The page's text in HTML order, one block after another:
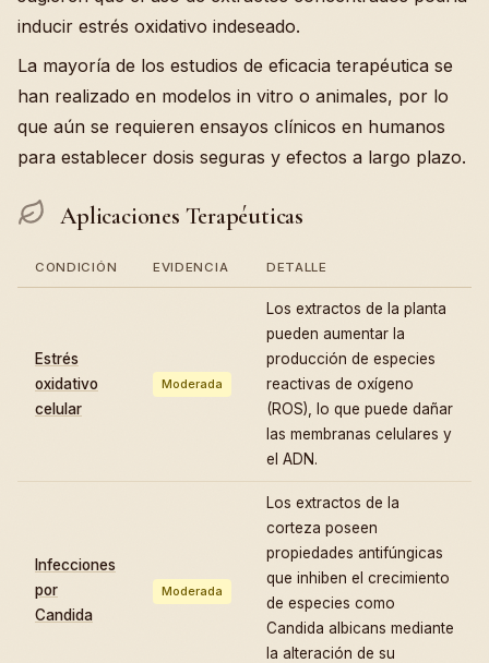
inducir estrés oxidativo indeseado.
La mayoría de los estudios de eficacia terapéutica se
han realizado en modelos in vitro o animales, por lo
que aún se requieren ensayos clínicos en humanos
para establecer dosis seguras y efectos a largo plazo.
Aplicaciones Terapéuticas
CONDICIÓN EVIDENCIA DETALLE
Estrés
oxidativo
celular
Moderada
Los extractos de la planta
pueden aumentar la
producción de especies
reactivas de oxígeno
(ROS), lo que puede dañar
las membranas celulares y
el ADN.
Infecciones
por
Candida
Moderada
Los extractos de la
corteza poseen
propiedades antifúngicas
que inhiben el crecimiento
de especies como
Candida albicans mediante
la alteración de su